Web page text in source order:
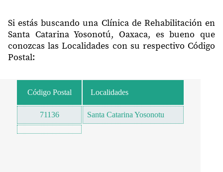
Si estás buscando una Clínica de Rehabilitación en
Santa Catarina Yosonotú, Oaxaca, es bueno que
conozcas las Localidades con su respectivo Código
Postal:
Código Postal Localidades
71136 Santa Catarina Yosonotu